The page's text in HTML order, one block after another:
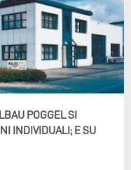
POGGEL SI
INDIVIDUALI; E SU